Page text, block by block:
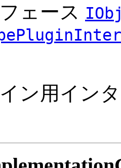
ェース
ン用イン